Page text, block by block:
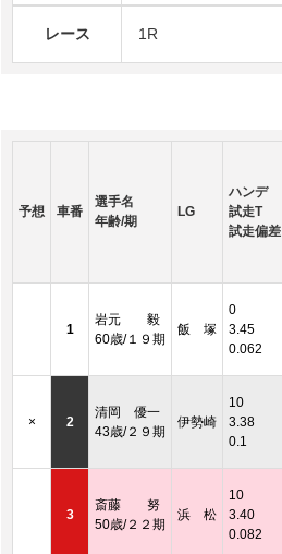
レース 1R
予想 車番
選手名
年齢/期
LG
ハンデ
試走T
試走偏差
1
岩元 毅
60歳/１９期
飯 塚
0
3.45
0.062
× 2
清岡 優一
43歳/２９期
伊勢崎
10
3.38
0.1
3
斎藤 努
50歳/２２期
浜 松
10
3.40
0.082